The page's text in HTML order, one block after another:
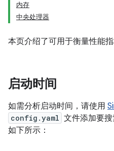
内存
中央处理器
本页介绍了可用于衡量性能指
启动时间
如需分析启动时间，请使用
config.yaml 文件添加要搜
如下所示：